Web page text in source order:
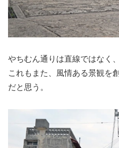
やちむん通りは直線ではなく
これもまた、風情ある景観を
だと思う。